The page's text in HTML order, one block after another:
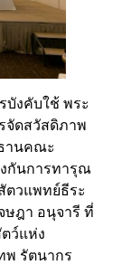
บังคับใช้ พระ
ดสวัสดิภาพ
านคณะ
กันการทารุณ
ตวแพทย์ธีระ
ษฎา อนุจารี ที่
ว์แห่ง
พ รัตนากร